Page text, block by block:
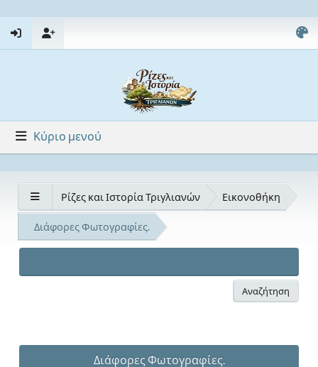
Κύριο μενού
Ρίζες και Ιστορία Τριγλιανών Εικονοθήκη
Διάφορες Φωτογραφίες.
Αναζήτηση
Διάφορες Φωτογραφίες.